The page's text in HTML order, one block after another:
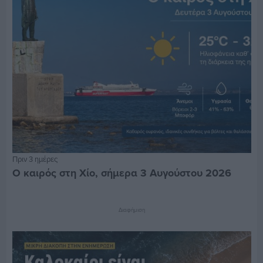
Πριν 3 ημέρες
Ο καιρός στη Χίο, σήμερα 3 Αυγούστου 2026
Διαφήμιση